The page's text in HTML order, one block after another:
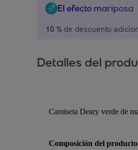
El efecto mariposa
10 %
Detalles del
Camiseta Deary verde de
Composición del producto